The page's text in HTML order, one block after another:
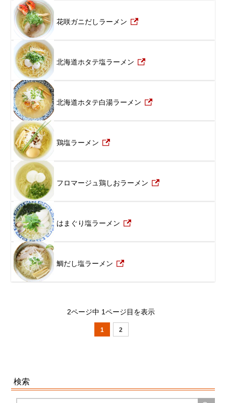
花咲ガニだしラーメン
北海道ホタテ塩ラーメン
北海道ホタテ白湯ラーメン
鶏塩ラーメン
フロマージュ鶏しおラーメン
はまぐり塩ラーメン
鯛だし塩ラーメン
2ページ中 1ページ目を表示
1 2
検索